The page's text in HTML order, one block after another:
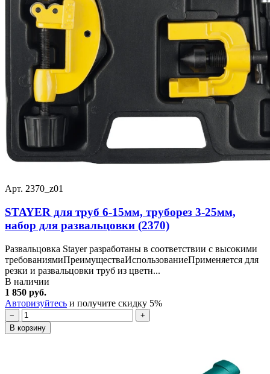
Арт. 2370_z01
STAYER для труб 6-15мм, труборез 3-25мм,
набор для развальцовки (2370)
Развальцовка Stayer разработаны в соответствии с высокими
требованиямиПреимуществаИспользованиеПрименяется для
резки и развальцовки труб из цветн...
В наличии
1 850 руб.
Авторизуйтесь и получите скидку 5%
−
+
В корзину